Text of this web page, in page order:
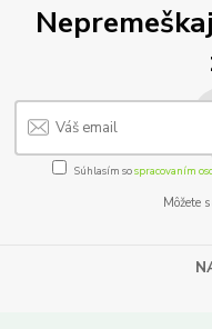
Súhlasím sospracovaním
Môžete